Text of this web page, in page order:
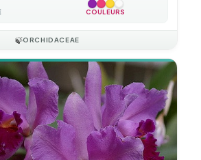
COULEURS
🍃ORCHIDACEAE